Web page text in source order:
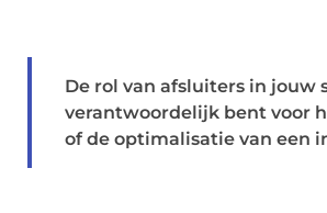
De rol van afsluiters in jouw
verantwoordelijk bent voor
of de optimalisatie van een